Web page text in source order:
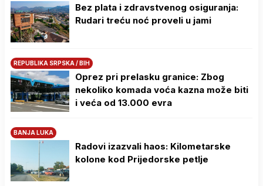
Bez plata i zdravstvenog osiguranja:
Rudari treću noć proveli u jami
REPUBLIKA SRPSKA / BIH
Oprez pri prelasku granice: Zbog
nekoliko komada voća kazna može biti
i veća od 13.000 evra
BANJA LUKA
Radovi izazvali haos: Kilometarske
kolone kod Prijedorske petlje